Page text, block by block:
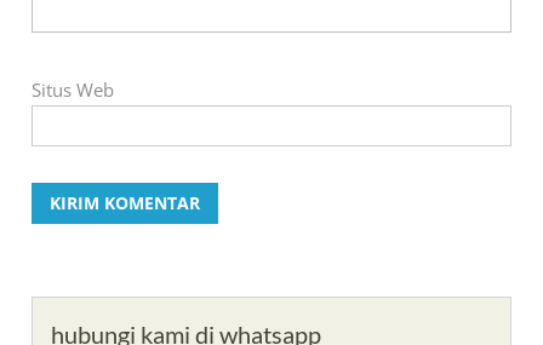
Situs Web
hubungi kami di whatsapp